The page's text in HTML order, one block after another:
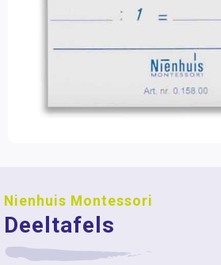
Nienhuis Montessori
Deeltafels